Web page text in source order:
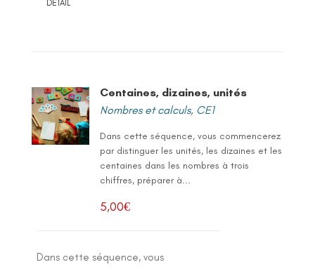
DETAIL
Centaines, dizaines, unités
Nombres et calculs, CE1
Dans cette séquence, vous commencerez
par distinguer les unités, les dizaines et les
centaines dans les nombres à trois
chiffres, préparer à...
5,00€
Dans cette séquence, vous